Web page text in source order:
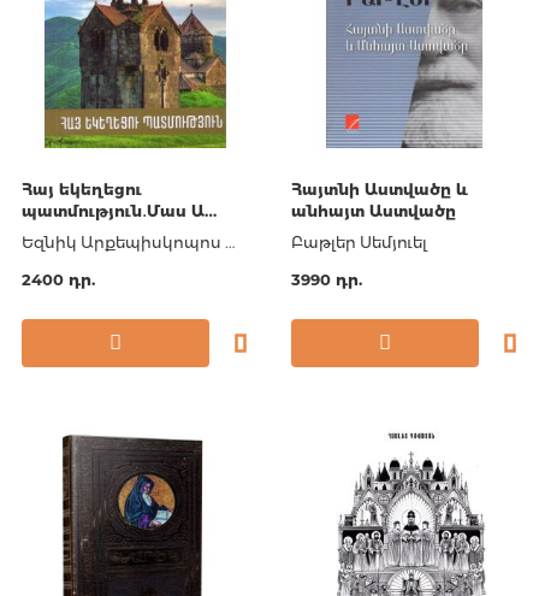
Հայ եկեղեցու
պատմություն․Մաս Ա
(սկզբից մինչև 1441թ․)
Եզնիկ Արքեպիսկոպոս Պետրոսյան
2400 դր.
Հայտնի Աստվածը և
անհայտ Աստվածը
Բաթլեր Սեմյուել
3990 դր.